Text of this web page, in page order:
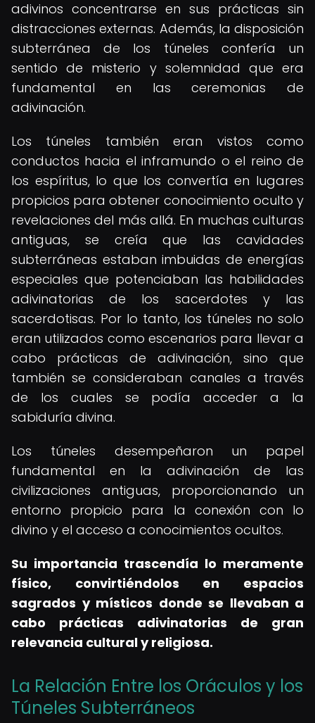
adivinos concentrarse en sus prácticas sin
distracciones externas. Además, la disposición
subterránea de los túneles confería un
sentido de misterio y solemnidad que era
fundamental en las ceremonias de
adivinación.
Los túneles también eran vistos como
conductos hacia el inframundo o el reino de
los espíritus, lo que los convertía en lugares
propicios para obtener conocimiento oculto y
revelaciones del más allá. En muchas culturas
antiguas, se creía que las cavidades
subterráneas estaban imbuidas de energías
especiales que potenciaban las habilidades
adivinatorias de los sacerdotes y las
sacerdotisas. Por lo tanto, los túneles no solo
eran utilizados como escenarios para llevar a
cabo prácticas de adivinación, sino que
también se consideraban canales a través
de los cuales se podía acceder a la
sabiduría divina.
Los túneles desempeñaron un papel
fundamental en la adivinación de las
civilizaciones antiguas, proporcionando un
entorno propicio para la conexión con lo
divino y el acceso a conocimientos ocultos.
Su importancia trascendía lo meramente
físico, convirtiéndolos en espacios
sagrados y místicos donde se llevaban a
cabo prácticas adivinatorias de gran
relevancia cultural y religiosa.
La Relación Entre los Oráculos y los
Túneles Subterráneos